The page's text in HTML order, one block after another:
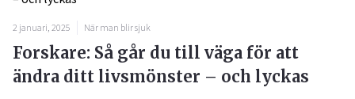
2 januari, 2025 När man blir sjuk
Forskare: Så går du till väga för att
ändra ditt livsmönster – och lyckas